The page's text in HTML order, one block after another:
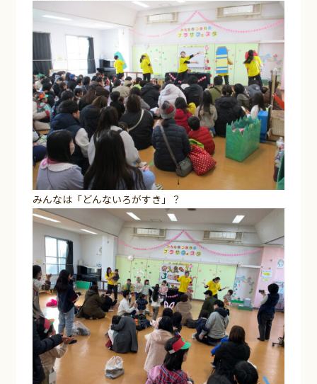
みんなは「どんないろがすき」？